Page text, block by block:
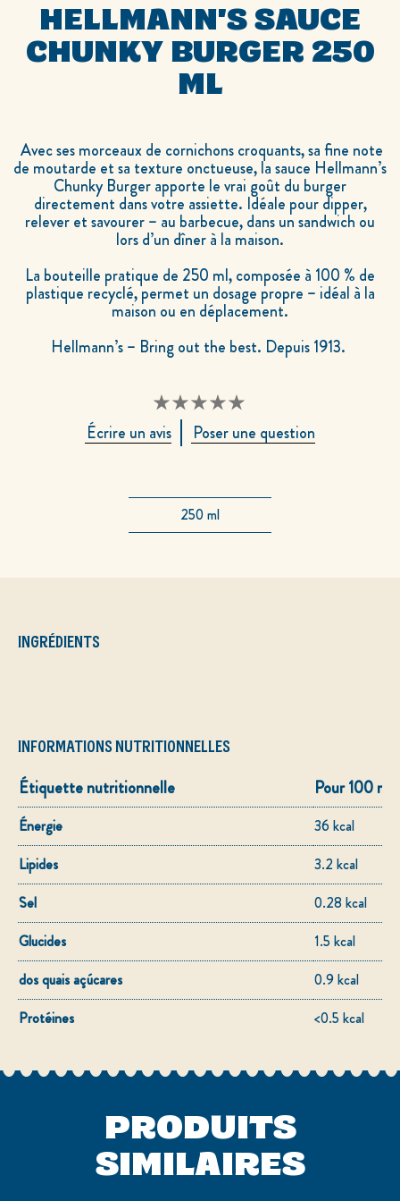
HELLMANN'S SAUCE
CHUNKY BURGER 250
ML
Avec ses morceaux de cornichons croquants, sa fine note
de moutarde et sa texture onctueuse, la sauce Hellmann’s
Chunky Burger apporte le vrai goût du burger
directement dans votre assiette. Idéale pour dipper,
relever et savourer – au barbecue, dans un sandwich ou
lors d’un dîner à la maison.
La bouteille pratique de 250 ml, composée à 100 % de
plastique recyclé, permet un dosage propre – idéal à la
maison ou en déplacement.
Hellmann’s – Bring out the best. Depuis 1913.
évaluation
soumise
Écrire un avis Poser une question
250 ml
INGRÉDIENTS
INFORMATIONS NUTRITIONNELLES
Étiquette nutritionnelle Pour 100 ml
Énergie
36 kcal
Lipides
3.2 kcal
Sel
0.28 kcal
Glucides
1.5 kcal
dos quais açúcares
0.9 kcal
Protéines
<0.5 kcal
PRODUITS
SIMILAIRES